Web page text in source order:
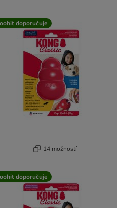
doporučuje
14 možností
doporučuje